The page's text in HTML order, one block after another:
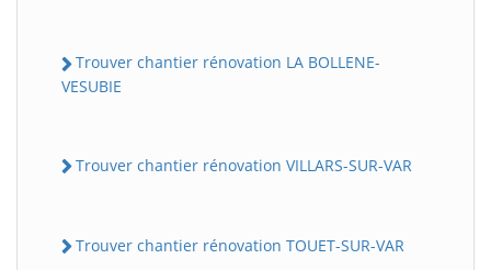
Trouver chantier rénovation LA BOLLENE-
VESUBIE
Trouver chantier rénovation VILLARS-SUR-VAR
Trouver chantier rénovation TOUET-SUR-VAR